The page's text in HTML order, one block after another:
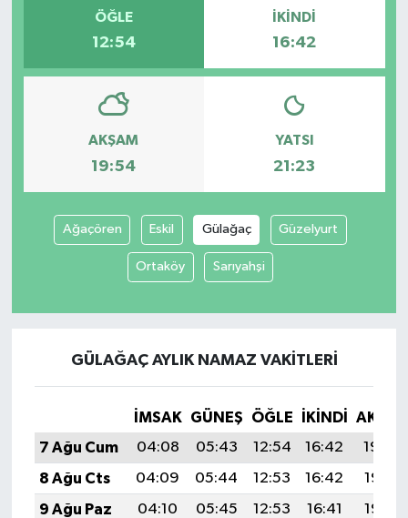
ÖĞLE
12:54
İKINDI
16:42
AKŞAM
19:54
YATSI
21:23
Ağaçören Eskil Gülağaç Güzelyurt
Ortaköy Sarıyahşi
GÜLAĞAÇ AYLIK NAMAZ VAKITLERI
İMSAK GÜNEŞ ÖĞLE İKINDI
7 Ağu Cum
04:08 05:43 12:54 16:42
19:54
8 Ağu Cts
04:09 05:44 12:53 16:42
19:53
9 Ağu Paz
04:10 05:45 12:53 16:41
19:52